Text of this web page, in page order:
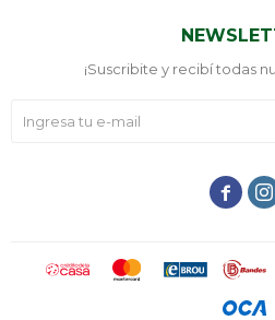
¡Suscribite y recibí todas
 